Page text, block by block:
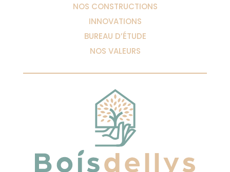
NOS CONSTRUCTIONS
INNOVATIONS
BUREAU D’ÉTUDE
NOS VALEURS